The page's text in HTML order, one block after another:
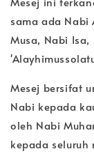
sama ada Nabi
Musa, Nabi Isa,
Mesej bersifat
Nabi kepada
oleh Nabi
kepada